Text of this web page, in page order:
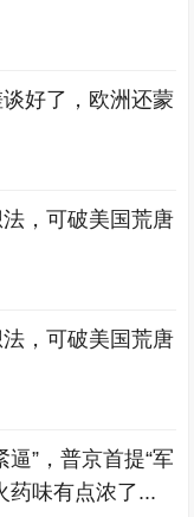
好了，欧洲还蒙
，可破美国荒唐
，可破美国荒唐
”，普京首提“军
药味有点浓了...